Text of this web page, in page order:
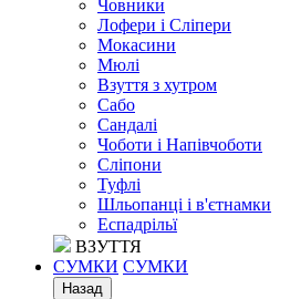
Човники
Лофери і Сліпери
Мокасини
Мюлі
Взуття з хутром
Сабо
Сандалі
Чоботи і Напівчоботи
Сліпони
Туфлі
Шльопанці і в'єтнамки
Еспадрільї
ВЗУТТЯ
СУМКИ СУМКИ
Назад